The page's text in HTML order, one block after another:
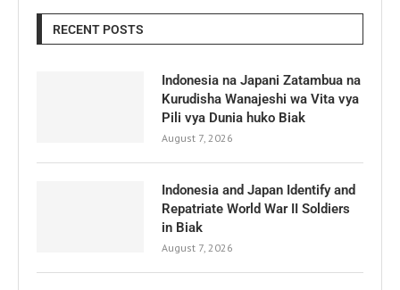
RECENT POSTS
Indonesia na Japani Zatambua na
Kurudisha Wanajeshi wa Vita vya
Pili vya Dunia huko Biak
August 7, 2026
Indonesia and Japan Identify and
Repatriate World War II Soldiers
in Biak
August 7, 2026